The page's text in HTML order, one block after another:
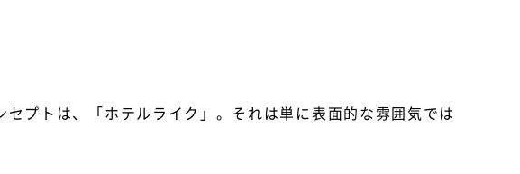
プトは、「ホテルライク」。それは単に表面的な雰囲気では